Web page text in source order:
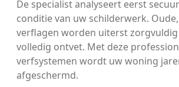
De specialist analyseert eerst
conditie van uw schilderwerk.
verflagen worden uiterst
volledig ontvet. Met deze
verfsystemen wordt uw woning
afgeschermd.